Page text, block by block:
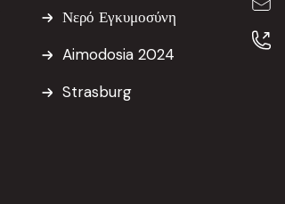
Νερό Εγκυμοσύνη
Aimodosia 2024
Strasburg